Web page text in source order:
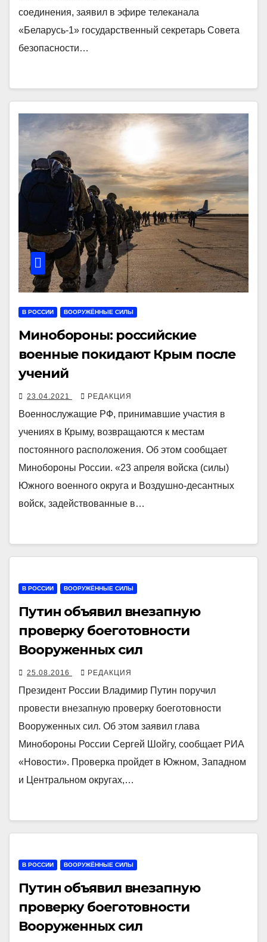
соединения, заявил в эфире телеканала
«Беларусь-1» государственный секретарь Совета
безопасности…
В РОССИИ ВООРУЖЁННЫЕ СИЛЫ
Минобороны: российские
военные покидают Крым после
учений
23.04.2021 РЕДАКЦИЯ
Военнослужащие РФ, принимавшие участия в
учениях в Крыму, возвращаются к местам
постоянного расположения. Об этом сообщает
Минобороны России. «23 апреля войска (силы)
Южного военного округа и Воздушно-десантных
войск, задействованные в…
В РОССИИ ВООРУЖЁННЫЕ СИЛЫ
Путин объявил внезапную
проверку боеготовности
Вооруженных сил
25.08.2016 РЕДАКЦИЯ
Президент России Владимир Путин поручил
провести внезапную проверку боеготовности
Вооруженных сил. Об этом заявил глава
Минобороны России Сергей Шойгу, сообщает РИА
«Новости». Проверка пройдет в Южном, Западном
и Центральном округах,…
В РОССИИ ВООРУЖЁННЫЕ СИЛЫ
Путин объявил внезапную
проверку боеготовности
Вооруженных сил